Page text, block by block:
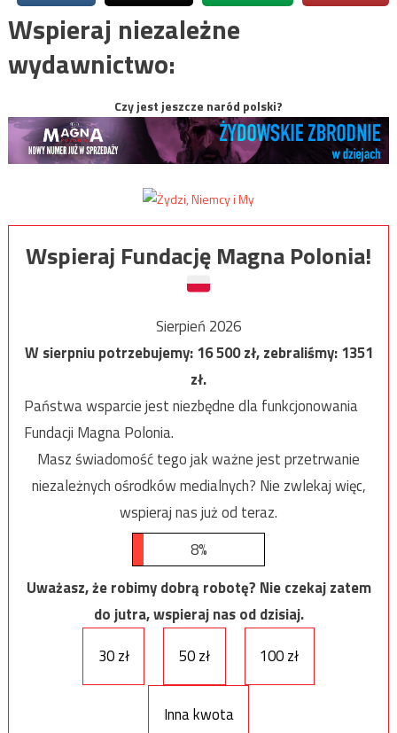
Wspieraj niezależne
wydawnictwo:
Czy jest jeszcze naród polski?
Wspieraj Fundację Magna Polonia!
Sierpień 2026
W sierpniu potrzebujemy:16 500zł, zebraliśmy:1351
zł.
Państwa wsparcie jest niezbędne dla funkcjonowania
Fundacji Magna Polonia.
Masz świadomość tego jak ważne jest przetrwanie
niezależnych ośrodków medialnych? Nie zwlekaj więc,
wspieraj nas już od teraz.
8%
Uważasz, że robimy dobrą robotę? Nie czekaj zatem
do jutra, wspieraj nas od dzisiaj.
30 zł
50 zł 100 zł
Inna kwota